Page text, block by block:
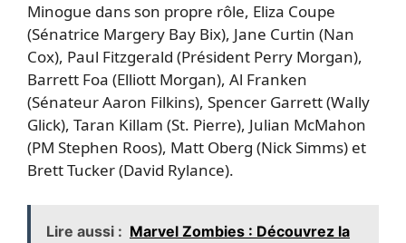
Minogue dans son propre rôle, Eliza Coupe
(Sénatrice Margery Bay Bix), Jane Curtin (Nan
Cox), Paul Fitzgerald (Président Perry Morgan),
Barrett Foa (Elliott Morgan), Al Franken
(Sénateur Aaron Filkins), Spencer Garrett (Wally
Glick), Taran Killam (St. Pierre), Julian McMahon
(PM Stephen Roos), Matt Oberg (Nick Simms) et
Brett Tucker (David Rylance).
Lire aussi : Marvel Zombies : Découvrez la